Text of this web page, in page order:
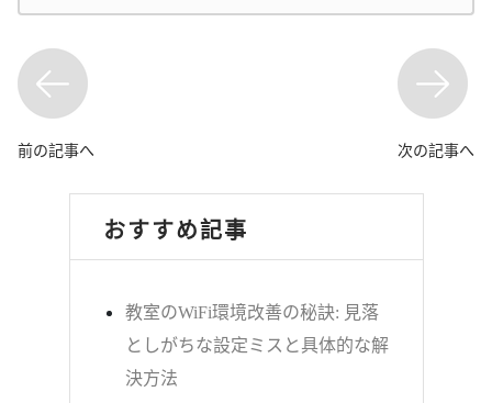
前の記事へ 次の記事へ
おすすめ記事
教室のWiFi環境改善の秘訣: 見落
としがちな設定ミスと具体的な解
決方法